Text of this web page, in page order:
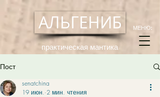
АЛЬГЕНИБ
практическая мантика
МЕНЮ:
Пост
senatchina
19 июн. 2 мин. чтения